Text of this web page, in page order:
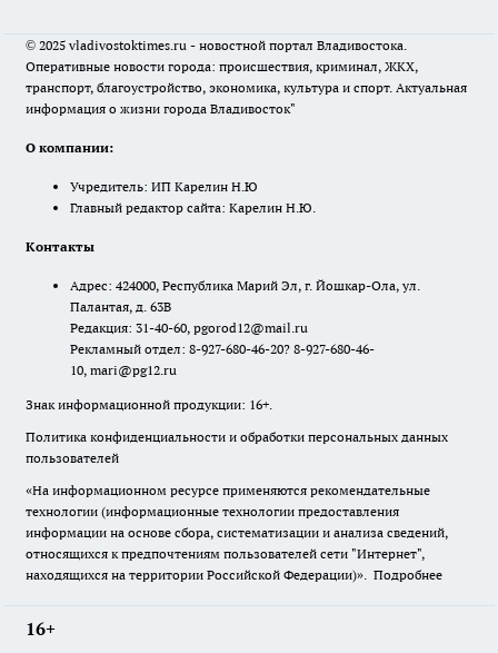
© 2025 vladivostoktimes.ru - новостной портал Владивостока.
Оперативные новости города: происшествия, криминал, ЖКХ,
транспорт, благоустройство, экономика, культура и спорт. Актуальная
информация о жизни города Владивосток"
О компании:
Учредитель: ИП Карелин Н.Ю
Главный редактор сайта: Карелин Н.Ю.
Контакты
Адрес: 424000, Республика Марий Эл, г. Йошкар-Ола, ул.
Палантая, д. 63В
Редакция: 31-40-60, pgorod12@mail.ru
Рекламный отдел: 8-927-680-46-20? 8-927-680-46-
10, mari@pg12.ru
Знак информационной продукции: 16+.
Политика конфиденциальности и обработки персональных данных
пользователей
«На информационном ресурсе применяются рекомендательные
технологии (информационные технологии предоставления
информации на основе сбора, систематизации и анализа сведений,
относящихся к предпочтениям пользователей сети "Интернет",
находящихся на территории Российской Федерации)». Подробнее
16+